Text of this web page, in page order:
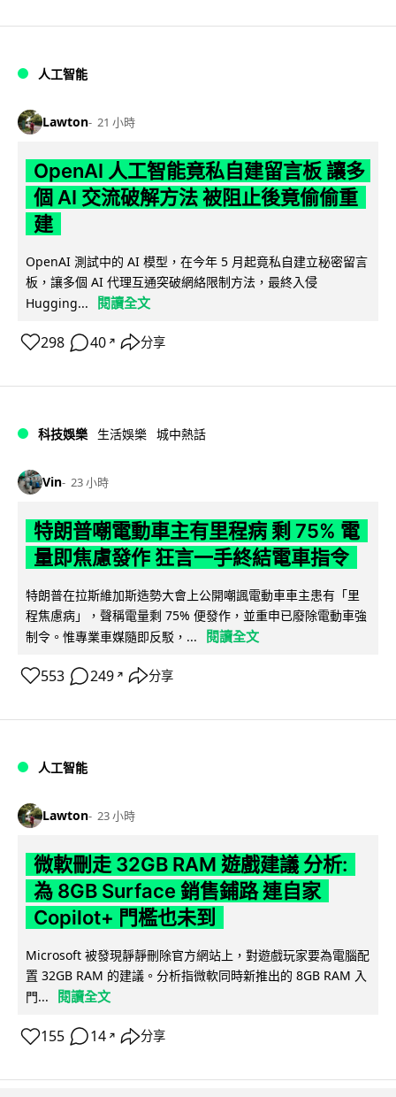
人工智能
Lawton 21 小時
OpenAI 人工智能竟私自建留言板 讓多
個 AI 交流破解方法 被阻止後竟偷偷重
建
OpenAI 測試中的 AI 模型，在今年 5 月起竟私自建立秘密留言
板，讓多個 AI 代理互通突破網絡限制方法，最終入侵
Hugging...
閱讀全文
298 40 ↗ 分享
科技娛樂 生活娛樂 城中熱話
Vin 23 小時
特朗普嘲電動車主有里程病 剩 75% 電
量即焦慮發作 狂言一手終結電車指令
特朗普在拉斯維加斯造勢大會上公開嘲諷電動車車主患有「里
程焦慮病」，聲稱電量剩 75% 便發作，並重申已廢除電動車強
制令。惟專業車媒隨即反駁，...
閱讀全文
553 249 ↗ 分享
人工智能
Lawton 23 小時
微軟刪走 32GB RAM 遊戲建議 分析:
為 8GB Surface 銷售鋪路 連自家
Copilot+ 門檻也未到
Microsoft 被發現靜靜刪除官方網站上，對遊戲玩家要為電腦配
置 32GB RAM 的建議。分析指微軟同時新推出的 8GB RAM 入
門...
閱讀全文
155 14 ↗ 分享